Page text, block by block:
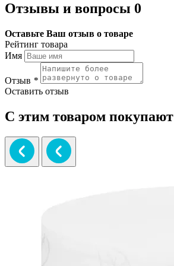
Отзывы и вопросы 0
Оставьте Ваш отзыв о товаре
Рейтинг товара
Имя
Отзыв *
Оставить отзыв
С этим товаром покупают